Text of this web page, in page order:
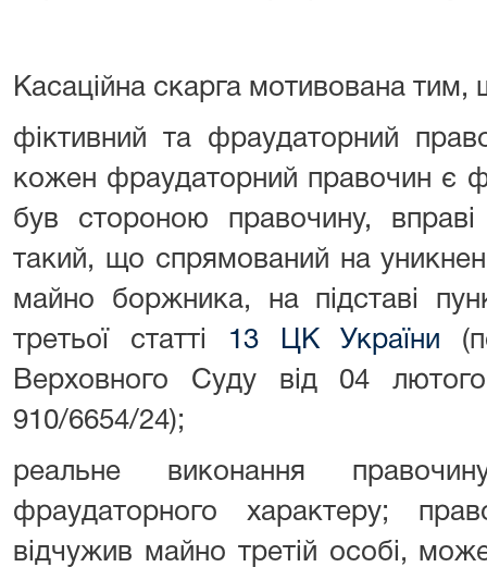
Касаційна скарга мотивована тим,
фіктивний та фраудаторний
кожен фраудаторний правочин є
був стороною правочину,
такий, що спрямований на
майно боржника, на підставі
третьої статті 13 ЦК України
Верховного Суду від 04
910/6654/24);
реальне виконання
фраудаторного характеру;
відчужив майно третій особі,